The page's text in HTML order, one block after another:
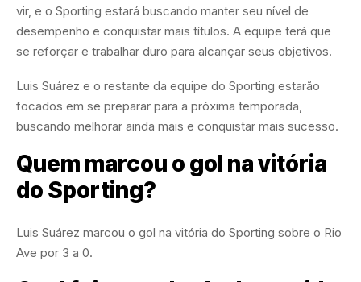
vir, e o Sporting estará buscando manter seu nível de
desempenho e conquistar mais títulos. A equipe terá que
se reforçar e trabalhar duro para alcançar seus objetivos.
Luis Suárez e o restante da equipe do Sporting estarão
focados em se preparar para a próxima temporada,
buscando melhorar ainda mais e conquistar mais sucesso.
Quem marcou o gol na vitória
do Sporting?
Luis Suárez marcou o gol na vitória do Sporting sobre o Rio
Ave por 3 a 0.